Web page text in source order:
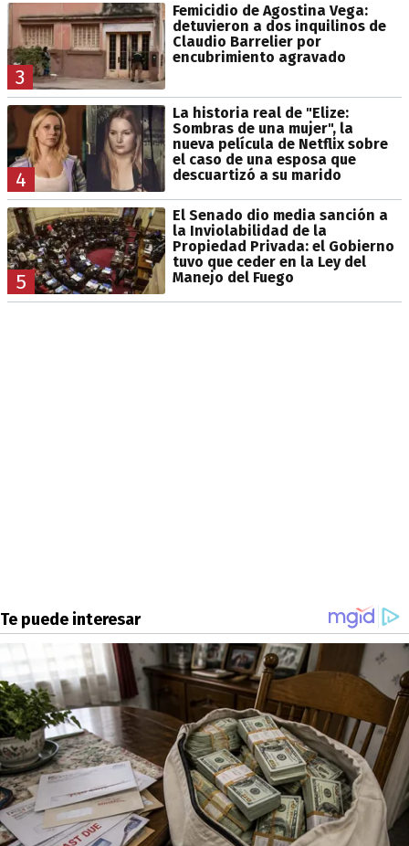
3
Femicidio de Agostina Vega:
detuvieron a dos inquilinos de
Claudio Barrelier por
encubrimiento agravado
4
La historia real de "Elize:
Sombras de una mujer", la
nueva película de Netflix sobre
el caso de una esposa que
descuartizó a su marido
5
El Senado dio media sanción a
la Inviolabilidad de la
Propiedad Privada: el Gobierno
tuvo que ceder en la Ley del
Manejo del Fuego